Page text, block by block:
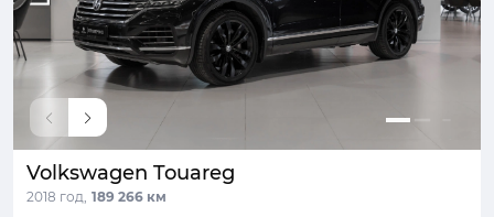
Volkswagen Touareg
2018 год, 189 266 км